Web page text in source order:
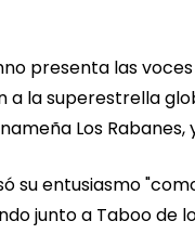
presenta las
a la superestrella
Los
su entusiasmo
junto a Taboo de